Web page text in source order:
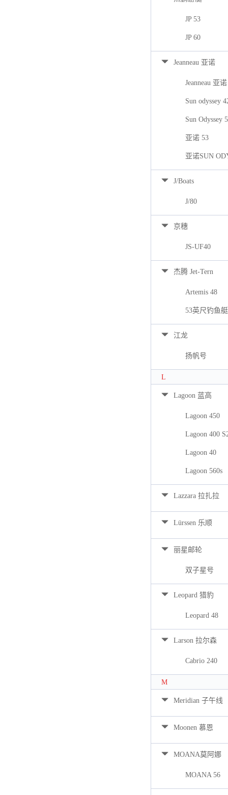
JP 53
JP 60
Jeanneau 亚诺
Jeanneau 亚
Sun odyssey
Sun Odyssey
亚诺 53
亚诺SUN
J/Boats
J/80
京穗
JS-UF40
杰腾 Jet-Tern
Artemis 48
53英尺钓鱼艇
江龙
扬帆号
L
Lagoon 蓝高
Lagoon 450
Lagoon 400
Lagoon 40
Lagoon 560s
Lazzara 拉扎拉
Lürssen 乐顺
丽星邮轮
双子星号
Leopard 猎豹
Leopard 48
Larson 拉尔森
Cabrio 240
M
Meridian 子午线
Moonen 慕恩
MOANA莫阿娜
MOANA 56